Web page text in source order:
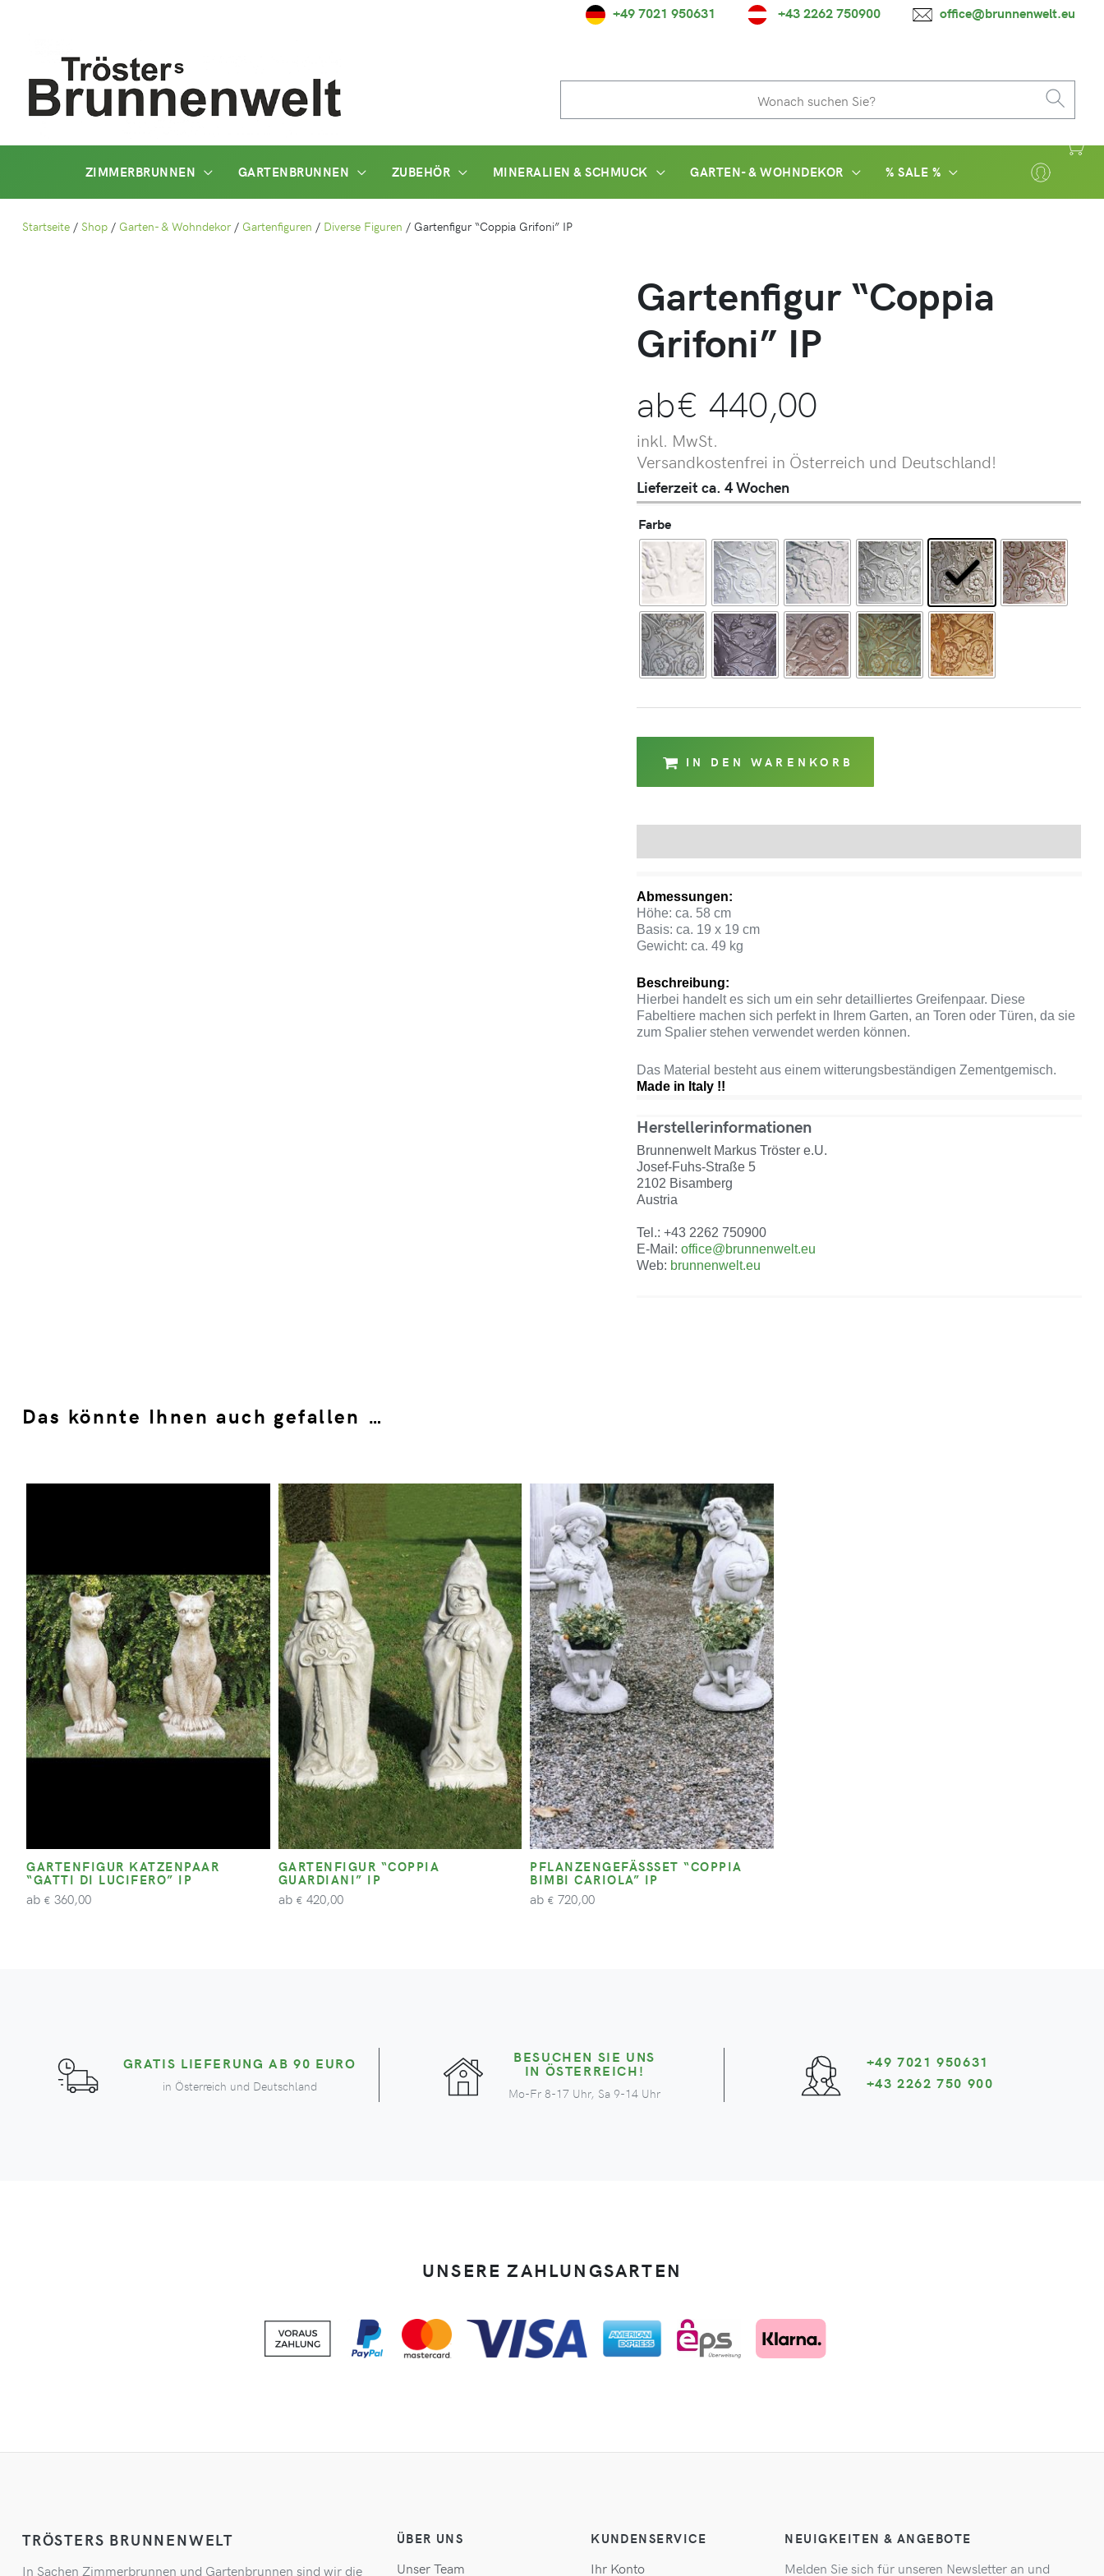
+49 7021 950631 +43 2262 750900 office@brunnenwelt.eu
ZIMMERBRUNNEN GARTENBRUNNEN ZUBEHÖR MINERALIEN & SCHMUCK GARTEN- & WOHNDEKOR % SALE %
Startseite / Shop / Garten- & Wohndekor / Gartenfiguren / Diverse Figuren / Gartenfigur “Coppia Grifoni” IP
Gartenfigur “Coppia
Grifoni” IP
ab€ 440,00
inkl. MwSt.
Versandkostenfrei in Österreich und Deutschland!
Lieferzeit ca. 4 Wochen
Farbe
IN DEN WARENKORB
Abmessungen:
Höhe: ca. 58 cm
Basis: ca. 19 x 19 cm
Gewicht: ca. 49 kg
Beschreibung:
Hierbei handelt es sich um ein sehr detailliertes Greifenpaar. Diese
Fabeltiere machen sich perfekt in Ihrem Garten, an Toren oder Türen, da sie
zum Spalier stehen verwendet werden können.
Das Material besteht aus einem witterungsbeständigen Zementgemisch.
Made in Italy !!
Herstellerinformationen
Brunnenwelt Markus Tröster e.U.
Josef-Fuhs-Straße 5
2102 Bisamberg
Austria
Tel.: +43 2262 750900
E-Mail:office@brunnenwelt.eu
Web: brunnenwelt.eu
Das könnte Ihnen auch gefallen …
GARTENFIGUR KATZENPAAR
“GATTI DI LUCIFERO” IP
ab € 360,00
GARTENFIGUR “COPPIA
GUARDIANI” IP
ab € 420,00
PFLANZENGEFÄSSSET “COPPIA B
IMBI CARIOLA” IP
ab € 720,00
GRATIS LIEFERUNG AB 90 EURO
in Österreich und Deutschland
BESUCHEN SIE UNS
IN ÖSTERREICH!
Mo-Fr 8-17 Uhr, Sa 9-14 Uhr
+49 7021 950631
+43 2262 750 900
UNSERE ZAHLUNGSARTEN
TRÖSTERS BRUNNENWELT
In Sachen Zimmerbrunnen und Gartenbrunnen sind wir die
ÜBER UNS
Unser Team
KUNDENSERVICE
Ihr Konto
NEUIGKEITEN & ANGEBOTE
Melden Sie sich für unseren Newsletter an und